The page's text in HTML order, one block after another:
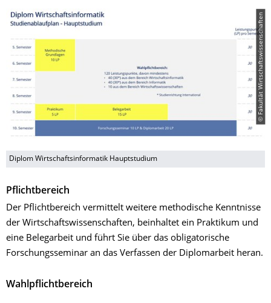
© Fakultät Wirtschaftswissenschaften
Diplom Wirtschaftsinformatik Hauptstudium
Pflichtbereich
Der Pflichtbereich vermittelt weitere methodische Kenntnisse
der Wirtschaftswissenschaften, beinhaltet ein Praktikum und
eine Belegarbeit und führt Sie über das obligatorische
Forschungsseminar an das Verfassen der Diplomarbeit heran.
Wahlpflichtbereich